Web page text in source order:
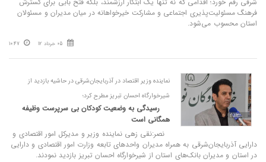
شرقی رقم خورد؛ اقدامی که نه تنها یک ابتکار ارزشمند، بلکه فتح بابی برای گسترش
فرهنگ مسئولیت‌پذیری اجتماعی و مشارکت خیرخواهانه در میان مدیران و مسئولان
استان محسوب می‌شود.
05 خرداد 12 10:47
نماینده وزیر اقتصاد در آذربایجان‌شرقی در حاشیه بازدید از
شیرخوارگاه احسان تبریز مطرح کرد؛
رسیدگی به وضعیت کودکان بی سرپرست وظیفه
همگانی است
نصر:نقی زهی نماینده وزیر و مدیرکل امور اقتصادی و
دارایی آذربایجان‌شرقی به همراه مدیران واحدهای تابعه وزارت امور اقتصادی و دارایی
در استان و مدیران بانک‌های استان از شیرخوارگاه احسان تبریز بازدید نمودند.